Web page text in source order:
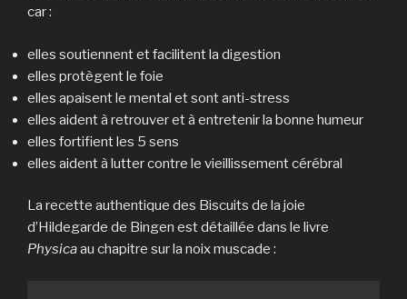
car :
elles soutiennent et facilitent la digestion
elles protègent le foie
elles apaisent le mental et sont anti-stress
elles aident à retrouver et à entretenir la bonne humeur
elles fortifient les 5 sens
elles aident à lutter contre le vieillissement cérébral
La recette authentique des Biscuits de la joie
d’Hildegarde de Bingen est détaillée dans le livre
Physicaau chapitre sur la noix muscade :